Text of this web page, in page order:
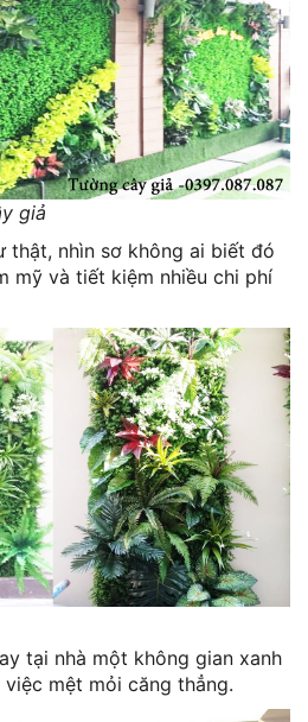
giả
thật, nhìn sơ không ai biết đó
mỹ và tiết kiệm nhiều chi phí
tại nhà một không gian xanh
mệt mỏi căng thẳng.